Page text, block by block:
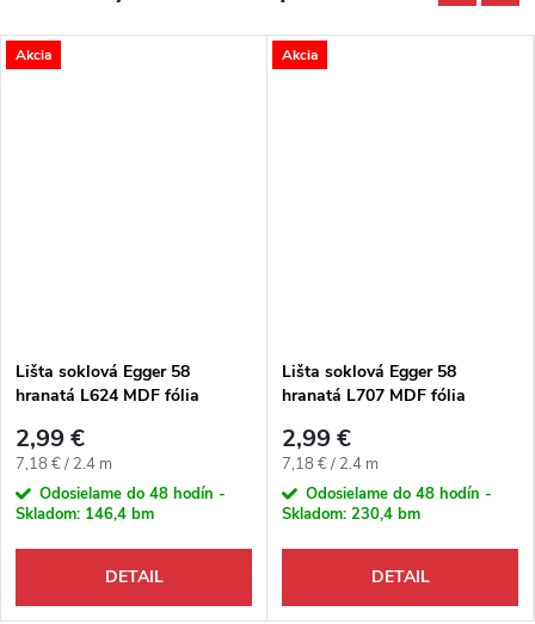
Akcia
Lišta soklová Egger 58
hranatá L624 MDF fólia
2,99 €
Jednotková cena:
7,18 € / 2.4 m
Odosielame do 48 hodín -
Skladom: 146,4 bm
DETAIL
Akcia
Lišta soklová Egger 58
hranatá L707 MDF fólia
2,99 €
Jednotková cena:
7,18 € / 2.4 m
Odosielame do 48 hodín -
Skladom: 230,4 bm
DETAIL